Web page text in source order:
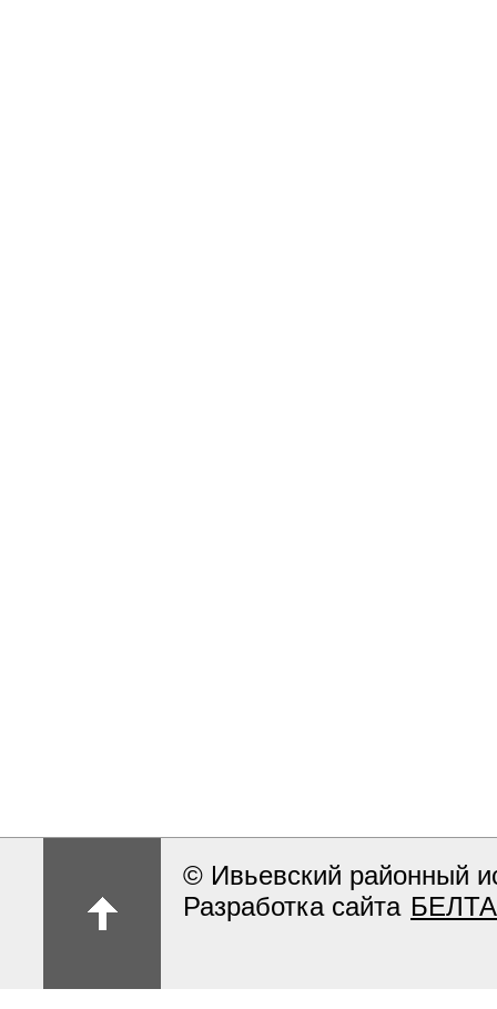
© Ивьевский районный
Разработка сайта БЕЛТА